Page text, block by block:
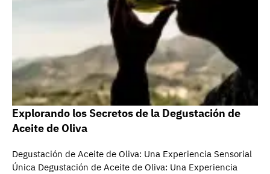
Explorando los Secretos de la Degustación de
Aceite de Oliva
Degustación de Aceite de Oliva: Una Experiencia Sensorial
Única Degustación de Aceite de Oliva: Una Experiencia